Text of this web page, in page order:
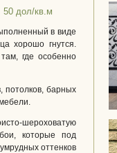
50 дол/кв.м
в виде
хорошо гнутся.
где особенно
потолков, барных
шероховатую
которые под
оттенков